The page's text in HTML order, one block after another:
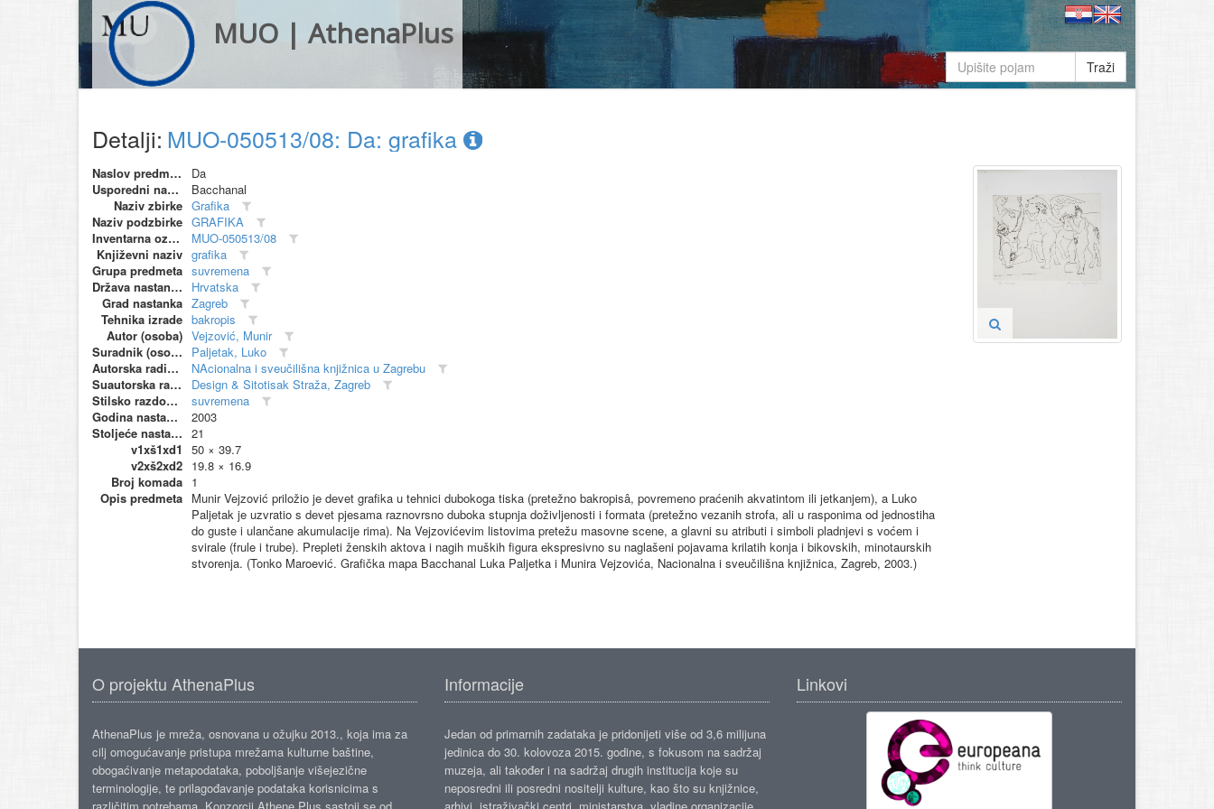
MUO | AthenaPlus
Traži
Detalji: MUO-050513/08: Da: grafika
Naslov predmeta
Da
Usporedni naziv
Bacchanal
Naziv zbirke Grafika
Naziv podzbirke GRAFIKA
Inventarna oznaka
MUO-050513/08
Književni naziv grafika
Grupa predmeta suvremena
Država nastanka
Hrvatska
Grad nastanka Zagreb
Tehnika izrade bakropis
Autor (osoba) Vejzović, Munir
Suradnik (osoba)
Paljetak, Luko
Autorska radionica (proizvođač)
NAcionalna i sveučilišna knjižnica u Zagrebu
Suautorska radionica (suproizvođač)
Design & Sitotisak Straža, Zagreb
Stilsko razdoblje
suvremena
Godina nastanka
2003
Stoljeće nastanka 21
v1xš1xd1
50 × 39.7
v2xš2xd2 19.8 × 16.9
Broj komada 1
Opis predmeta Munir Vejzović priložio je devet grafika u tehnici dubokoga tiska (pretežno bakropisâ, povremeno praćenih akvatintom ili jetkanjem), a Luko
Paljetak je uzvratio s devet pjesama raznovrsno duboka stupnja doživljenosti i formata (pretežno vezanih strofa, ali u rasponima od jednostiha
do guste i ulančane akumulacije rima). Na Vejzovićevim listovima pretežu masovne scene, a glavni su atributi i simboli pladnjevi s voćem i
svirale (frule i trube). Prepleti ženskih aktova i nagih muških figura ekspresivno su naglašeni pojavama krilatih konja i bikovskih, minotaurskih
stvorenja. (Tonko Maroević. Grafička mapa Bacchanal Luka Paljetka i Munira Vejzovića, Nacionalna i sveučilišna knjižnica, Zagreb, 2003.)
O projektu AthenaPlus
AthenaPlus je mreža, osnovana u ožujku 2013., koja ima za
cilj omogućavanje pristupa mrežama kulturne baštine,
obogaćivanje metapodataka, poboljšanje višejezične
terminologije, te prilagođavanje podataka korisnicima s
Informacije
Jedan od primarnih zadataka je pridonijeti više od 3,6 milijuna
jedinica do 30. kolovoza 2015. godine, s fokusom na sadržaj
muzeja, ali također i na sadržaj drugih institucija koje su
neposredni ili posredni nositelji kulture, kao što su knjižnice,
Linkovi